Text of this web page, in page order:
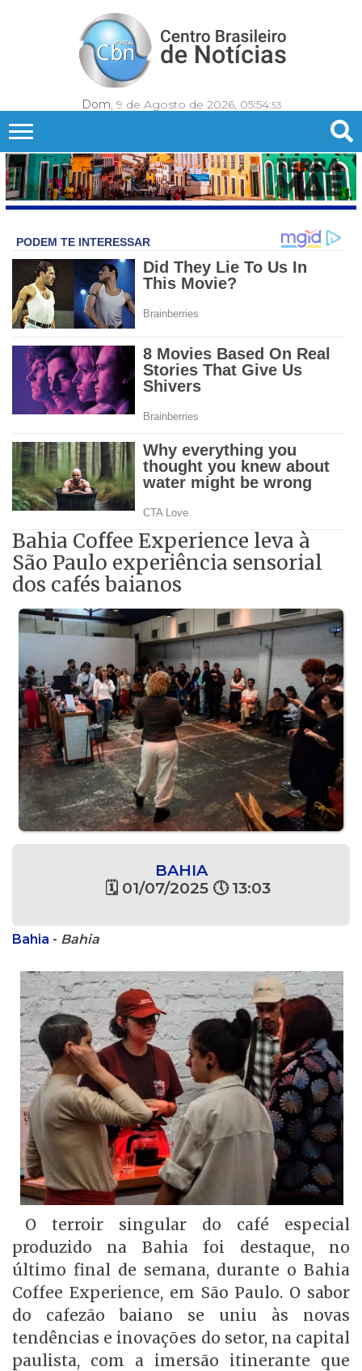
Dom, 9 de Agosto de 2026, 05:54:56
Bahia Coffee Experience leva à
São Paulo experiência sensorial
dos cafés baianos
BAHIA
🗓 01/07/2025 🕔 13:03
Bahia - Bahia
O terroir singular do café especial
produzido na Bahia foi destaque, no
último final de semana, durante o Bahia
Coffee Experience, em São Paulo. O sabor
do cafezão baiano se uniu às novas
tendências e inovações do setor, na capital
paulista, com a imersão itinerante que